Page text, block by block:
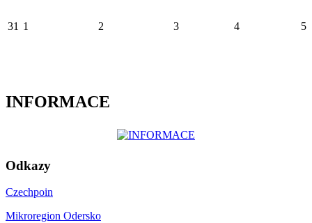
31 1 2 3 4 5
INFORMACE
Odkazy
Czechpoin
Mikroregion Odersko